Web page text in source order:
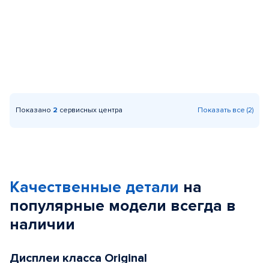
Показано 2 сервисных центра Показать все (2)
Качественные детали на
популярные модели всегда в
наличии
Дисплеи класса Original